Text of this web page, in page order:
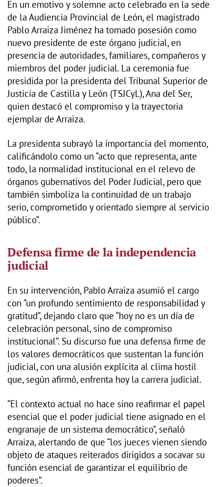
En un emotivo y solemne acto celebrado en la sede
de la Audiencia Provincial de León, el magistrado
Pablo Arraiza Jiménez ha tomado posesión como
nuevo presidente de este órgano judicial, en
presencia de autoridades, familiares, compañeros y
miembros del poder judicial. La ceremonia fue
presidida por la presidenta del Tribunal Superior de
Justicia de Castilla y León (TSJCyL), Ana del Ser,
quien destacó el compromiso y la trayectoria
ejemplar de Arraiza.
La presidenta subrayó la importancia del momento,
calificándolo como un “acto que representa, ante
todo, la normalidad institucional en el relevo de
órganos gubernativos del Poder Judicial, pero que
también simboliza la continuidad de un trabajo
serio, comprometido y orientado siempre al servicio
público”.
Defensa firme de la independencia
judicial
En su intervención, Pablo Arraiza asumió el cargo
con “un profundo sentimiento de responsabilidad y
gratitud”, dejando claro que “hoy no es un día de
celebración personal, sino de compromiso
institucional”. Su discurso fue una defensa firme de
los valores democráticos que sustentan la función
judicial, con una alusión explícita al clima hostil
que, según afirmó, enfrenta hoy la carrera judicial.
“El contexto actual no hace sino reafirmar el papel
esencial que el poder judicial tiene asignado en el
engranaje de un sistema democrático”, señaló
Arraiza, alertando de que “los jueces vienen siendo
objeto de ataques reiterados dirigidos a socavar su
función esencial de garantizar el equilibrio de
poderes”.